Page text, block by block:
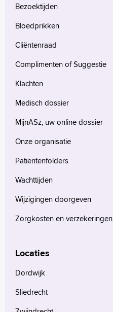
Bezoektijden
Bloedprikken
Cliëntenraad
Complimenten of Suggestie
Klachten
Medisch dossier
MijnASz, uw online dossier
Onze organisatie
Patiëntenfolders
Wachttijden
Wijzigingen doorgeven
Zorgkosten en verzekeringen
Locaties
Dordwijk
Sliedrecht